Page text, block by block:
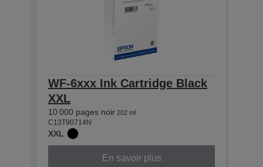
WF-6xxx Ink Cartridge Black
XXL
10 000 pages noir 202 ml
C13T90714N
XXL
En savoir plus